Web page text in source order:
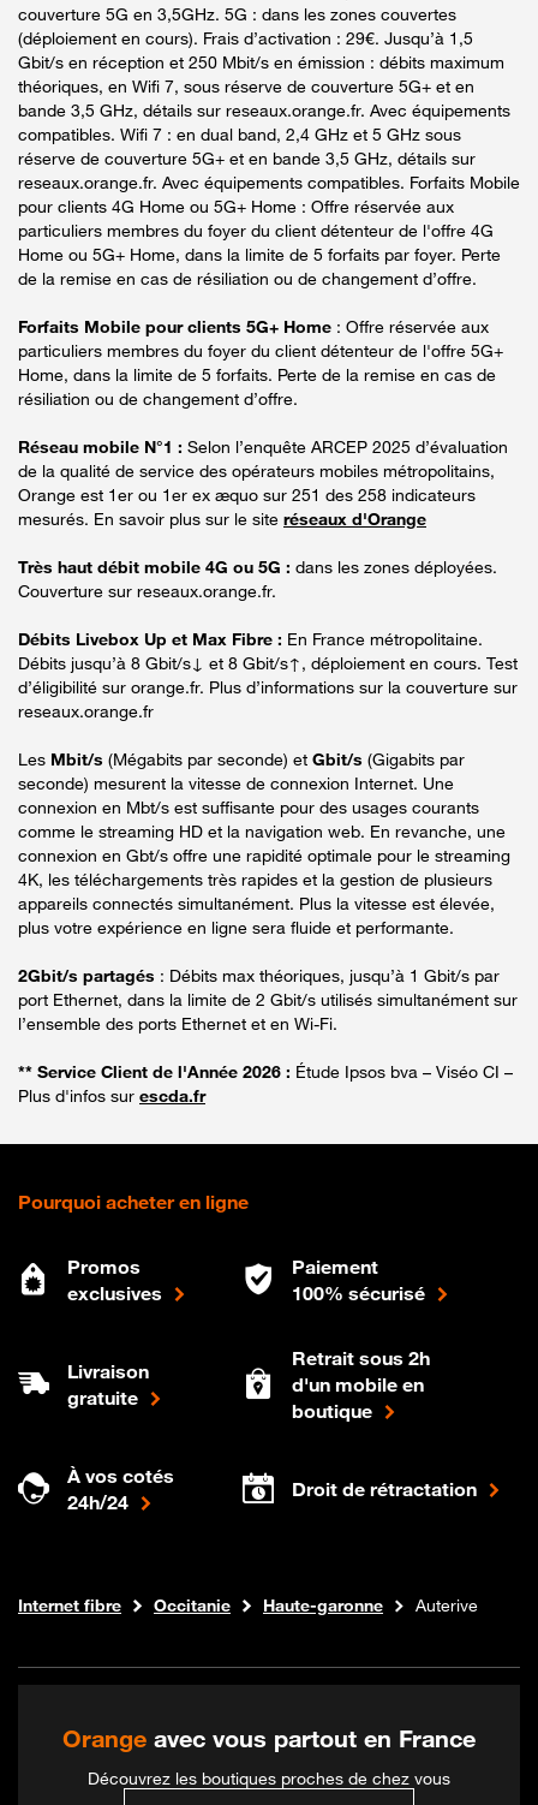
couverture 5G en 3,5GHz. 5G : dans les zones couvertes
(déploiement en cours). Frais d’activation : 29€. Jusqu’à 1,5
Gbit/s en réception et 250 Mbit/s en émission : débits maximum
théoriques, en Wifi 7, sous réserve de couverture 5G+ et en
bande 3,5 GHz, détails sur reseaux.orange.fr. Avec équipements
compatibles. Wifi 7 : en dual band, 2,4 GHz et 5 GHz sous
réserve de couverture 5G+ et en bande 3,5 GHz, détails sur
reseaux.orange.fr. Avec équipements compatibles. Forfaits Mobile
pour clients 4G Home ou 5G+ Home : Offre réservée aux
particuliers membres du foyer du client détenteur de l'offre 4G
Home ou 5G+ Home, dans la limite de 5 forfaits par foyer. Perte
de la remise en cas de résiliation ou de changement d’offre.
Forfaits Mobile pour clients 5G+ Home : Offre réservée aux
particuliers membres du foyer du client détenteur de l'offre 5G+
Home, dans la limite de 5 forfaits. Perte de la remise en cas de
résiliation ou de changement d’offre.
Réseau mobile N°1 : Selon l’enquête ARCEP 2025 d’évaluation
de la qualité de service des opérateurs mobiles métropolitains,
Orange est 1er ou 1er ex æquo sur 251 des 258 indicateurs
mesurés. En savoir plus sur le site réseaux d'Orange
Très haut débit mobile 4G ou 5G : dans les zones déployées.
Couverture sur reseaux.orange.fr.
Débits Livebox Up et Max Fibre : En France métropolitaine.
Débits jusqu’à 8 Gbit/s↓ et 8 Gbit/s↑, déploiement en cours. Test
d’éligibilité sur orange.fr. Plus d’informations sur la couverture sur
reseaux.orange.fr
Les Mbit/s (Mégabits par seconde) et Gbit/s (Gigabits par
seconde) mesurent la vitesse de connexion Internet. Une
connexion en Mbt/s est suffisante pour des usages courants
comme le streaming HD et la navigation web. En revanche, une
connexion en Gbt/s offre une rapidité optimale pour le streaming
4K, les téléchargements très rapides et la gestion de plusieurs
appareils connectés simultanément. Plus la vitesse est élevée,
plus votre expérience en ligne sera fluide et performante.
2Gbit/s partagés : Débits max théoriques, jusqu’à 1 Gbit/s par
port Ethernet, dans la limite de 2 Gbit/s utilisés simultanément sur
l’ensemble des ports Ethernet et en Wi-Fi.
** Service Client de l'Année 2026 : Étude Ipsos bva – Viséo CI –
Plus d'infos sur escda.fr
Pourquoi acheter en ligne
Promos
exclusives
Paiement
100% sécurisé
Livraison
gratuite
Retrait sous 2h
d'un mobile en
boutique
À vos cotés
24h/24
Droit de rétractation
Boutique Orange
Internet fibre Occitanie Haute-garonne Auterive